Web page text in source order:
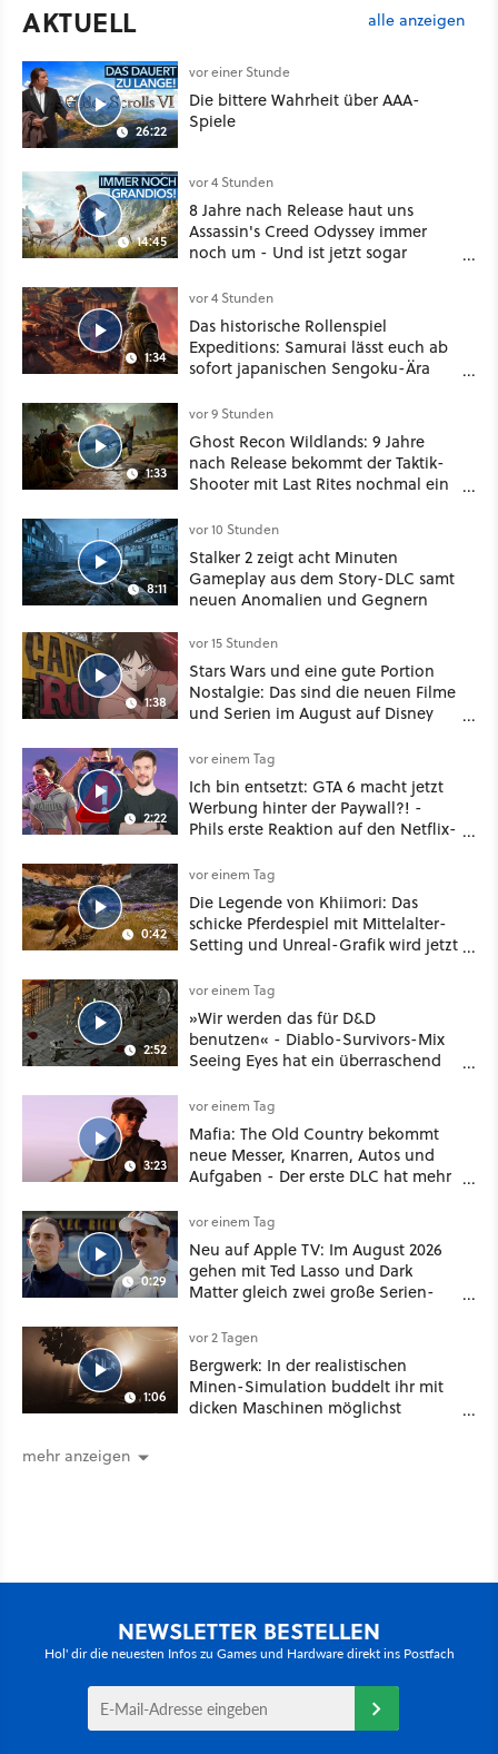
AKTUELL alle anzeigen
26:22
vor einer Stunde
Die bittere Wahrheit über AAA-
Spiele
14:45
vor 4 Stunden
8 Jahre nach Release haut uns
Assassin's Creed Odyssey immer
noch um - Und ist jetzt sogar
1:34
vor 4 Stunden
Das historische Rollenspiel
Expeditions: Samurai lässt euch ab
sofort japanischen Sengoku-Ära
oder Diplomatie
1:33
vor 9 Stunden
Ghost Recon Wildlands: 9 Jahre
nach Release bekommt der Taktik-
Shooter mit Last Rites nochmal ein
8:11
vor 10 Stunden
Stalker 2 zeigt acht Minuten
Gameplay aus dem Story-DLC samt
neuen Anomalien und Gegnern
1:38
vor 15 Stunden
Stars Wars und eine gute Portion
Nostalgie: Das sind die neuen Filme
und Serien im August auf Disney
2:22
vor einem Tag
Ich bin entsetzt: GTA 6 macht jetzt
Werbung hinter der Paywall?! -
Phils erste Reaktion auf den Netflix-
0:42
vor einem Tag
Die Legende von Khiimori: Das
schicke Pferdespiel mit Mittelalter-
Setting und Unreal-Grafik wird jetzt
2:52
vor einem Tag
»Wir werden das für D&D
benutzen« - Diablo-Survivors-Mix
Seeing Eyes hat ein überraschend
3:23
vor einem Tag
Mafia: The Old Country bekommt
neue Messer, Knarren, Autos und
Aufgaben - Der erste DLC hat mehr
0:29
vor einem Tag
Neu auf Apple TV: Im August 2026
gehen mit Ted Lasso und Dark
Matter gleich zwei große Serien-
1:06
vor 2 Tagen
Bergwerk: In der realistischen
Minen-Simulation buddelt ihr mit
dicken Maschinen möglichst
mehr anzeigen
NEWSLETTER BESTELLEN
Hol' dir die neuesten Infos zu Games und Hardware direkt ins Postfach